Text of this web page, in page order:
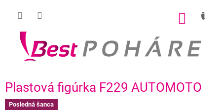
Plastová figúrka F229 AUTOMOTO
Posledná šanca